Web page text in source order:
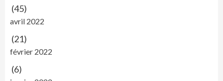
(45)
avril 2022
(21)
février 2022
(6)